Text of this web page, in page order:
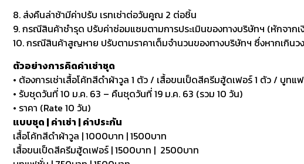
8. ส่งคืนล่าช้ามีค่าปรับ เรทเช่าต่อวันคูณ 2 ต่อชิ้น
9. กรณีสินค้าชำรุด ปรับค่าซ่อมแซมตามการประเมินของทางบริษัทฯ (หักจากเ
10. กรณีสินค้าสูญหาย ปรับตามราคาเต็มจำนวนของทางบริษัทฯ ซึ่งหากเกินวง
ตัวอย่างการคิดค่าเช่าชุด
• ต้องการเช่าเสื้อโค้ทสีดำผ้าวูล 1 ตัว / เสื้อขนเป็ดสีครีมฮู้ดเฟอร์ 1 ตัว / บูทแ
• รับชุดวันที่ 10 ม.ค. 63 – คืนชุดวันที่ 19 ม.ค. 63 (รวม 10 วัน)
• ราคา (Rate 10 วัน)
แบบชุด | ค่าเช่า | ค่าประกัน
เสื้อโค้ทสีดำผ้าวูล | 1000บาท | 1500บาท
เสื้อขนเป็ดสีครีมฮู้ดเฟอร์ | 1500บาท | 2500บาท